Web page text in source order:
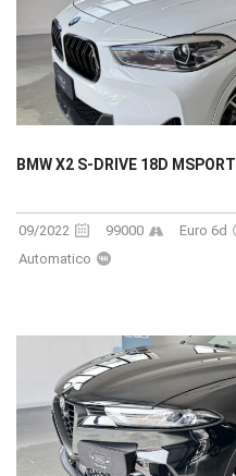
BMW X2 S-DRIVE 18D MSPORT
09/2022 99000 Euro 6d
Automatico